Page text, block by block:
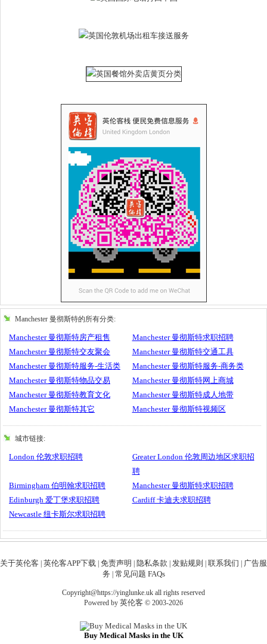
Manchester 曼彻斯特的所有分类:
Manchester 曼彻斯特房产租售
Manchester 曼彻斯特求职招聘
Manchester 曼彻斯特交友聚会
Manchester 曼彻斯特交通工具
Manchester 曼彻斯特服务-生活类
Manchester 曼彻斯特服务-商务类
Manchester 曼彻斯特物品交易
Manchester 曼彻斯特网上商城
Manchester 曼彻斯特教育文化
Manchester 曼彻斯特成人地带
Manchester 曼彻斯特其它
Manchester 曼彻斯特视频区
城市链接:
London 伦敦求职招聘
Greater London 伦敦周边地区求职招
聘
Birmingham 伯明翰求职招聘
Manchester 曼彻斯特求职招聘
Edinburgh 爱丁堡求职招聘
Cardiff 卡迪夫求职招聘
Newcastle 纽卡斯尔求职招聘
关于英伦客 英伦客APP下载 免责声明 隐私条款 发贴规则 联系我们
广告服
务 常见问题 FAQs
Copyright@https://yinglunke.uk all rights reserved
Powered by 英伦客 © 2003-2026
Buy Medical Masks in the UK